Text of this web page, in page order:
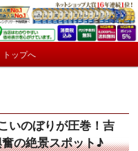
ょー！】
味深い記事をお届けします。
トップへ
いのぼりが圧巻！吉
の絶景スポット♪